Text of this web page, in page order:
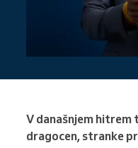
V današnjem hitrem
dragocen, stranke